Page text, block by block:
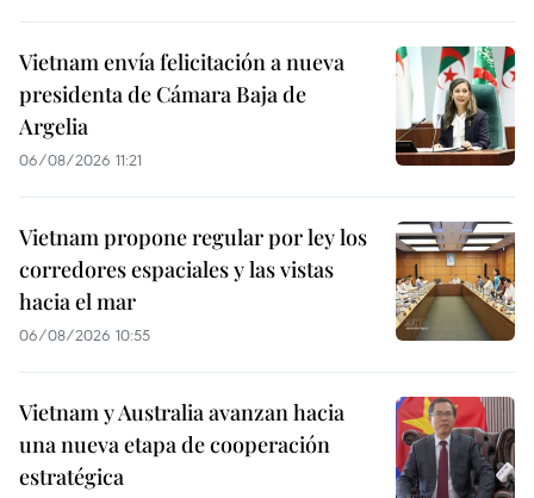
Vietnam envía felicitación a nueva
presidenta de Cámara Baja de
Argelia
06/08/2026 11:21
Vietnam propone regular por ley los
corredores espaciales y las vistas
hacia el mar
06/08/2026 10:55
Vietnam y Australia avanzan hacia
una nueva etapa de cooperación
estratégica